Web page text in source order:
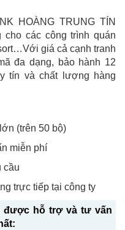
HOÀNG TRUNG TÍN
cho các công trình quán
giá cả cạnh tranh
đa dạng, bảo hành 12
tín và chất lượng hàng
(trên 50 bộ)
miễn phí
cầu
trực tiếp tại công ty
được hỗ trợ và tư vấn